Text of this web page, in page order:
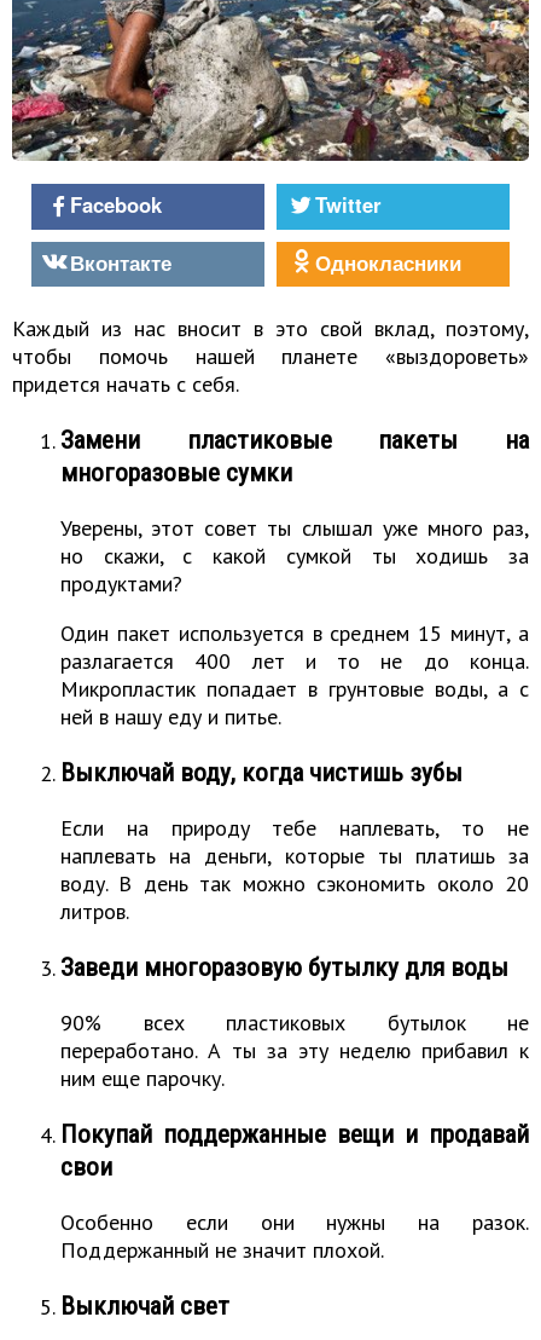
Facebook
Twitter
Вконтакте
Однокласники
Каждый из нас вносит в это свой вклад, поэтому,
чтобы помочь нашей планете «выздороветь»
придется начать с себя.
Замени пластиковые пакеты на
многоразовые сумки
Уверены, этот совет ты слышал уже много раз,
но скажи, с какой сумкой ты ходишь за
продуктами?
Один пакет используется в среднем 15 минут, а
разлагается 400 лет и то не до конца.
Микропластик попадает в грунтовые воды, а с
ней в нашу еду и питье.
Выключай воду, когда чистишь зубы
Если на природу тебе наплевать, то не
наплевать на деньги, которые ты платишь за
воду. В день так можно сэкономить около 20
литров.
Заведи многоразовую бутылку для воды
90% всех пластиковых бутылок не
переработано. А ты за эту неделю прибавил к
ним еще парочку.
Покупай поддержанные вещи и продавай
свои
Особенно если они нужны на разок.
Поддержанный не значит плохой.
Выключай свет